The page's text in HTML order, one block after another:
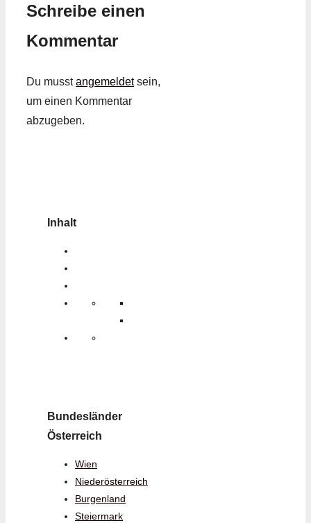
Schreibe einen
Kommentar
Du musstangemeldetsein,
um einen Kommentar
abzugeben.
Inhalt
Bundesländer
Österreich
Wien
Niederösterreich
Burgenland
Steiermark